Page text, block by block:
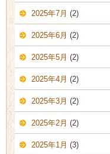
2025年7月 (2)
2025年6月 (2)
2025年5月 (2)
2025年4月 (2)
2025年3月 (2)
2025年2月 (2)
2025年1月 (3)